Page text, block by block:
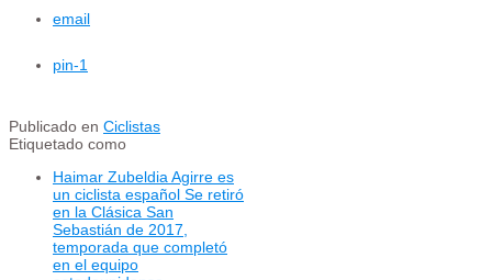
email
pin-1
Publicado en Ciclistas
Etiquetado como
Haimar Zubeldia Agirre es
un ciclista español Se retiró
en la Clásica San
Sebastián de 2017,
temporada que completó
en el equipo